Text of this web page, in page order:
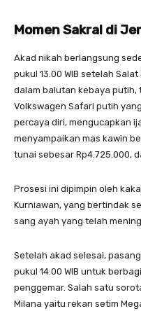
Momen Sakral di
Akad nikah berlangsung
pukul 13.00 WIB setelah
dalam balutan kebaya putih,
Volkswagen Safari putih
percaya diri, mengucapkan
menyampaikan mas kawin
tunai sebesar Rp4.725.000,
Prosesi ini dipimpin oleh
Kurniawan, yang bertindak
sang ayah yang telah
Setelah akad selesai,
pukul 14.00 WIB untuk
penggemar. Salah satu
Milana yaitu rekan setim